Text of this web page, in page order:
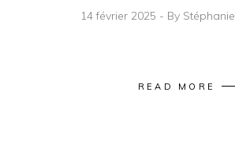
14 février 2025 By
READ MORE